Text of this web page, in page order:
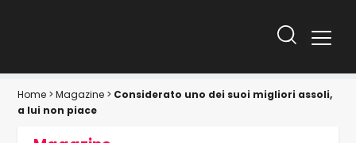
Home >Magazine > Considerato uno dei suoi migliori assoli,
a lui non piace